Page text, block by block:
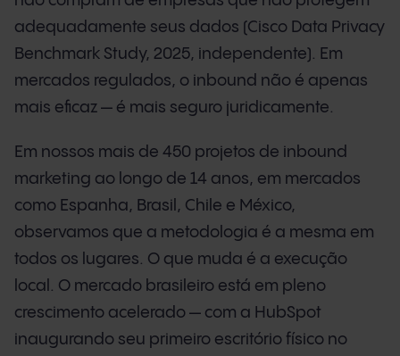
adequadamente seus dados (Cisco Data Privacy
Benchmark Study, 2025, independente). Em
mercados regulados, o inbound não é apenas
mais eficaz — é mais seguro juridicamente.
Em nossos mais de 450 projetos de inbound
marketing ao longo de 14 anos, em mercados
como Espanha, Brasil, Chile e México,
observamos que a metodologia é a mesma em
todos os lugares. O que muda é a execução
local. O mercado brasileiro está em pleno
crescimento acelerado — com a HubSpot
inaugurando seu primeiro escritório físico no